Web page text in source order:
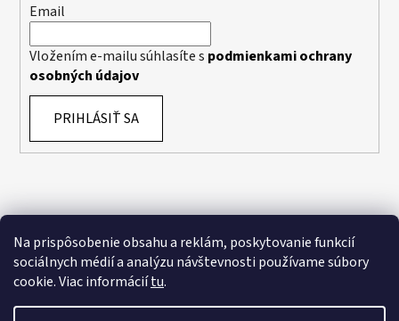
Na prispôsobenie obsahu a reklám, poskytovanie funkcií
sociálnych médií a analýzu návštevnosti používame súbory
cookie. Viac informáciítu.
Email
Vložením e-mailu súhlasíte s podmienkami ochrany
osobných údajov
PRIHLÁSIŤ SA